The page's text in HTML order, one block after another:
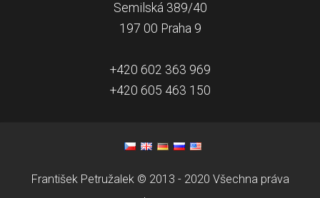
Semilská 389/40
197 00 Praha 9
+420 602 363 969
+420 605 463 150
František Petružalek © 2013 - 2020 Všechna práva